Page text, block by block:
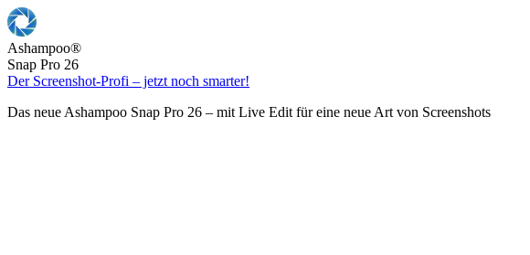
Ashampoo®
Snap Pro 26
Der Screenshot-Profi – jetzt noch smarter!
Das neue Ashampoo Snap Pro 26 – mit Live Edit für eine neue Art von Screenshots